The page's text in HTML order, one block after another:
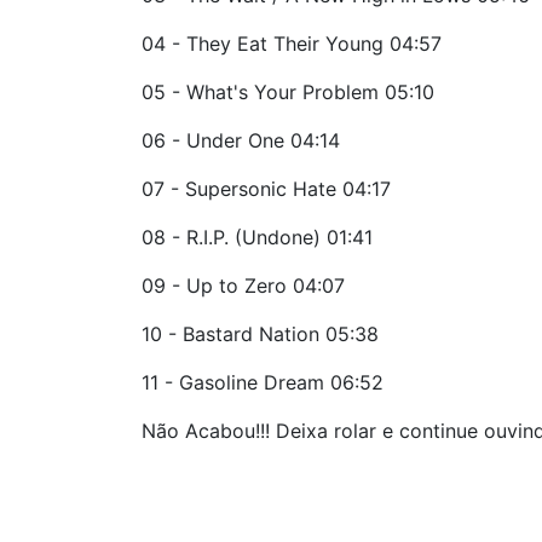
04 - They Eat Their Young 04:57
05 - What's Your Problem 05:10
06 - Under One 04:14
07 - Supersonic Hate 04:17
08 - R.I.P. (Undone) 01:41
09 - Up to Zero 04:07
10 - Bastard Nation 05:38
11 - Gasoline Dream 06:52
Não Acabou!!! Deixa rolar e continue